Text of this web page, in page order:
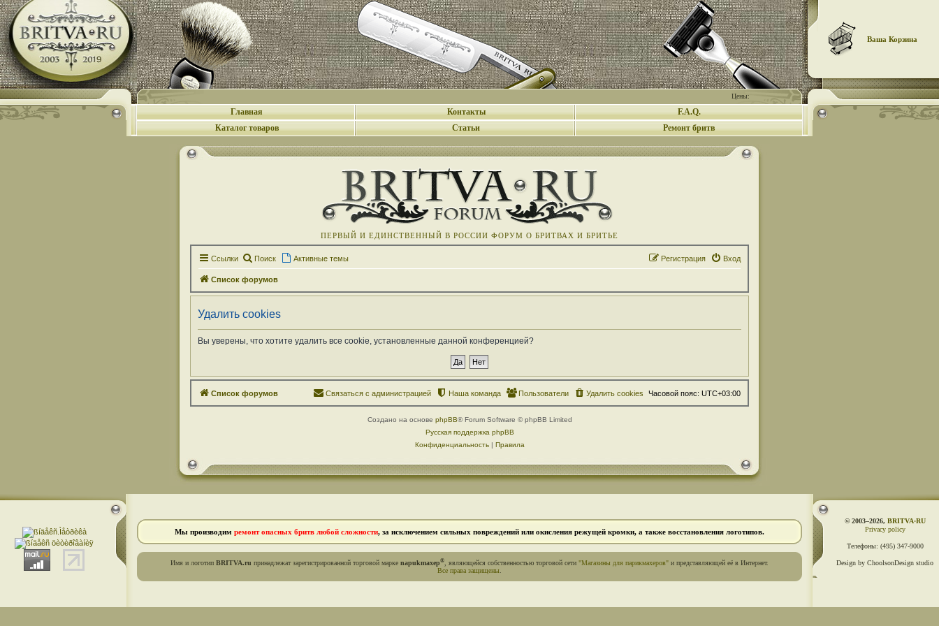
Цены:
Ваша Корзина
Главная Контакты
F.A.Q.
Каталог товаров
Статьи Ремонт бритв
ПЕРВЫЙ И ЕДИНСТВЕННЫЙ В РОССИИ ФОРУМ О БРИТВАХ И БРИТЬЕ
Ссылки Поиск Активные темы Вход
Регистрация
Список форумов
Удалить cookies
Вы уверены, что хотите удалить все cookie, установленные данной конференцией?
Список форумов Часовой пояс: UTC+03:00
Удалить cookies
Пользователи
Наша команда
Связаться с администрацией
Создано на основе phpBB® Forum Software © phpBB Limited
Русская поддержка phpBB
Конфиденциальность| Правила
Мы производим ремонт опасных бритв любой сложности, за исключением сильных повреждений или окисления режущей кромки, а также восстановления логотипов.
Имя и логотип BRITVA.ru принадлежат зарегистрированной торговой марке napukmaxep® , являющейся собственностью торговой сети "Магазины для парикмахеров" и представляющей её в Интернет.
Все права защищены
© 2003–2026, BRITVA·RU
Privacy policy
Телефоны: (495) 347-9000
Design by ChoolsonDesign studio